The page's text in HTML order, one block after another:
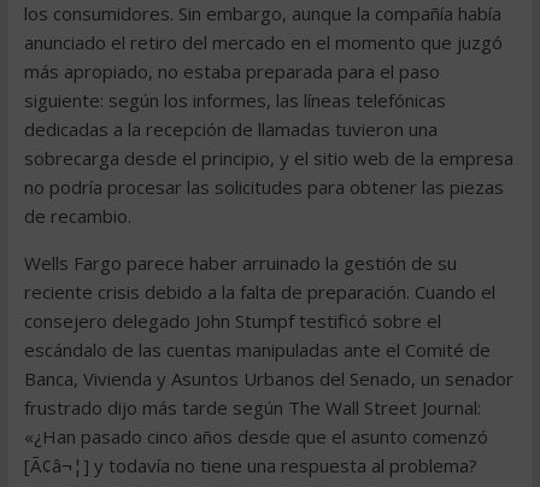
los consumidores. Sin embargo, aunque la compañía había
anunciado el retiro del mercado en el momento que juzgó
más apropiado, no estaba preparada para el paso
siguiente: según los informes, las líneas telefónicas
dedicadas a la recepción de llamadas tuvieron una
sobrecarga desde el principio, y el sitio web de la empresa
no podría procesar las solicitudes para obtener las piezas
de recambio.
Wells Fargo parece haber arruinado la gestión de su
reciente crisis debido a la falta de preparación. Cuando el
consejero delegado John Stumpf testificó sobre el
escándalo de las cuentas manipuladas ante el Comité de
Banca, Vivienda y Asuntos Urbanos del Senado, un senador
frustrado dijo más tarde según The Wall Street Journal:
«¿Han pasado cinco años desde que el asunto comenzó
[Ã¢â¬¦] y todavía no tiene una respuesta al problema?